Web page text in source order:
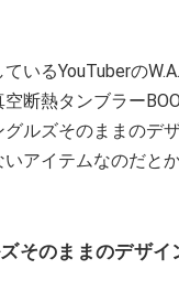
いるYouTuberの
断熱タンブラー
ルズそのままのデ
アイテムなのだとか
そのままのデザイ